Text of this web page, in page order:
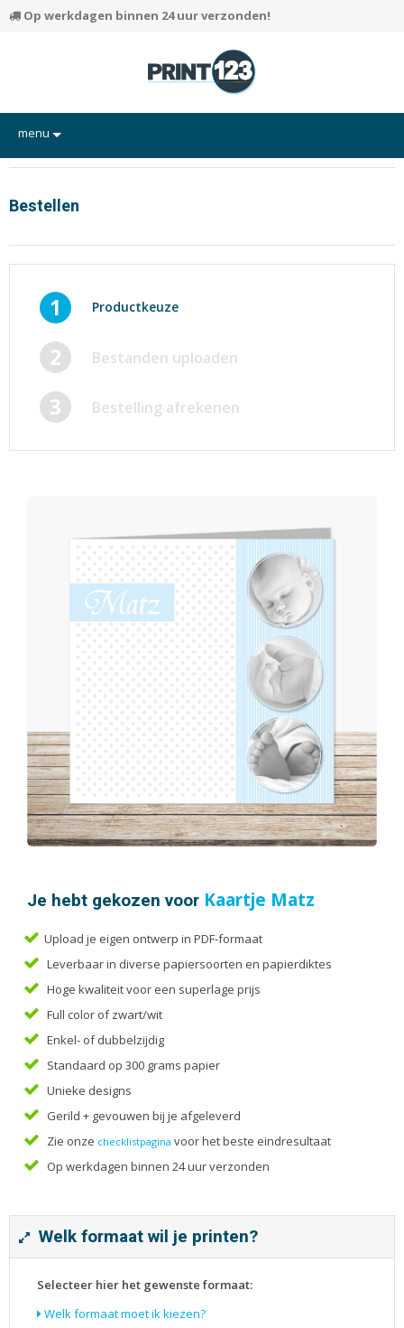
Op werkdagen binnen 24 uur verzonden!
menu
Flyers
Hand-outs/Losbladig
Posters
Rapporten/Verslagen
Certificaten/Diploma's
Visitekaartjes
Alle producten
Cadeaubonnen
Doordruksets
Enveloppen
Foto's
Geboortekaartjes
Hand-outs/Losbladig
Handleidingen
Kaarten
Kerstkaarten
Menukaarten
Mondkapjes
Notitieblokken
Rapporten/Verslagen
Rouwkaarten
Scripties
Tijdschriften
Verhuiskaarten
Bestellen
1 Productkeuze
2 Bestanden uploaden
3 Bestelling afrekenen
Je hebt gekozen voor Kaartje Matz
Upload je eigen ontwerp in PDF-formaat
Leverbaar in diverse papiersoorten en papierdiktes
Hoge kwaliteit voor een superlage prijs
Full color of zwart/wit
Enkel- of dubbelzijdig
Standaard op 300 grams papier
Unieke designs
Gerild + gevouwen bij je afgeleverd
Zie onze checklistpagina voor het beste eindresultaat
Op werkdagen binnen 24 uur verzonden
Welk formaat wil je printen?
Selecteer hier het gewenste formaat:
Welk formaat moet ik kiezen?